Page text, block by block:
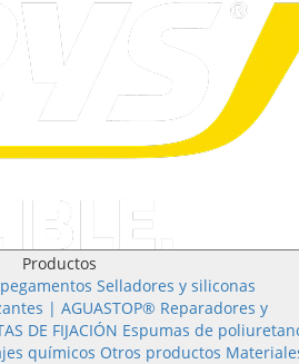
Productos
Selladores y siliconas
| AGUASTOP® Reparadores y
DE FIJACIÓN Espumas de
químicos Otros productos